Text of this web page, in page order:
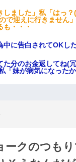
しました」私「はっ
で迎えに行きません
・・・
中に告白されてOKし
た分のお金返してね(
「妹が病気になった
ークのつも